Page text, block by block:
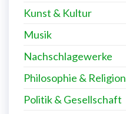
Kunst & Kultur
Musik
Nachschlagewerke
Philosophie & Religion
Politik & Gesellschaft